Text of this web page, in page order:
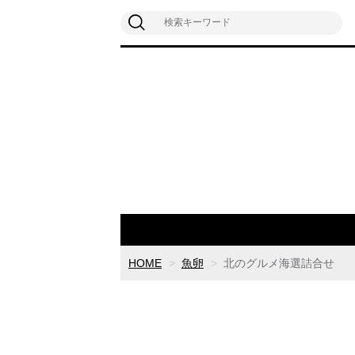
HOME 魚卵 北のグルメ海選詰合せ